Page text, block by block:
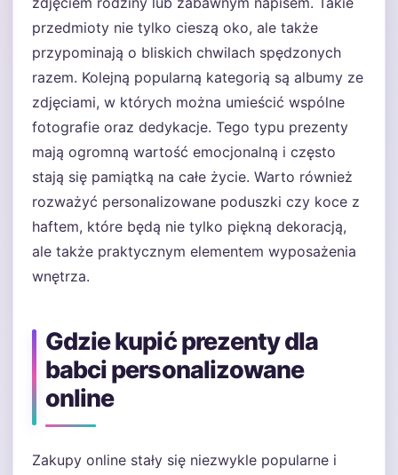
przedmioty nie tylko cieszą oko, ale także
przypominają o bliskich chwilach spędzonych
razem. Kolejną popularną kategorią są albumy ze
zdjęciami, w których można umieścić wspólne
fotografie oraz dedykacje. Tego typu prezenty
mają ogromną wartość emocjonalną i często
stają się pamiątką na całe życie. Warto również
rozważyć personalizowane poduszki czy koce z
haftem, które będą nie tylko piękną dekoracją,
ale także praktycznym elementem wyposażenia
wnętrza.
Gdzie kupić prezenty dla
babci personalizowane
online
Zakupy online stały się niezwykle popularne i